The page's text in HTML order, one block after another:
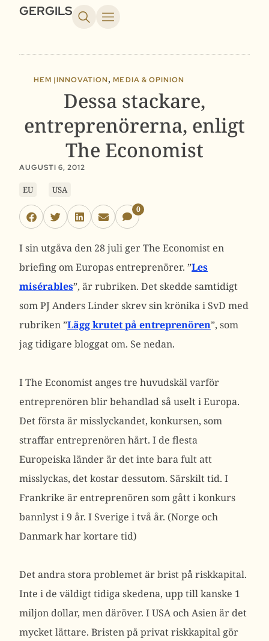
GERGILS
HEM |INNOVATION, MEDIA & OPINION
Dessa stackare,
entreprenörerna, enligt
The Economist
AUGUSTI 6, 2012
EU USA
0
I sin utgåva den 28 juli ger The Economist en
briefing om Europas entreprenörer. ”Les
misérables”, är rubriken. Det skedde samtidigt
som PJ Anders Linder skrev sin krönika i SvD med
rubriken ”Lägg krutet på entreprenören”, som
jag tidigare bloggat om. Se nedan.
I The Economist anges tre huvudskäl varför
entreprenören blir behandlad så uselt i Europa.
Det första är misslyckandet, konkursen, som
straffar entreprenören hårt. I de flesta
Europeiska länder är det inte bara fult att
misslyckas, det kostar dessutom. Särskilt tid. I
Frankrike är entreprenören som gått i konkurs
bannlyst i 9 år. I Sverige i två år. (Norge och
Danmark har kortare tid)
Det andra stora problemet är brist på riskkapital.
Inte i de väldigt tidiga skedena, upp till kanske 1
miljon dollar, men däröver. I USA och Asien är det
mycket lättare. Bristen på privat riskkapital gör